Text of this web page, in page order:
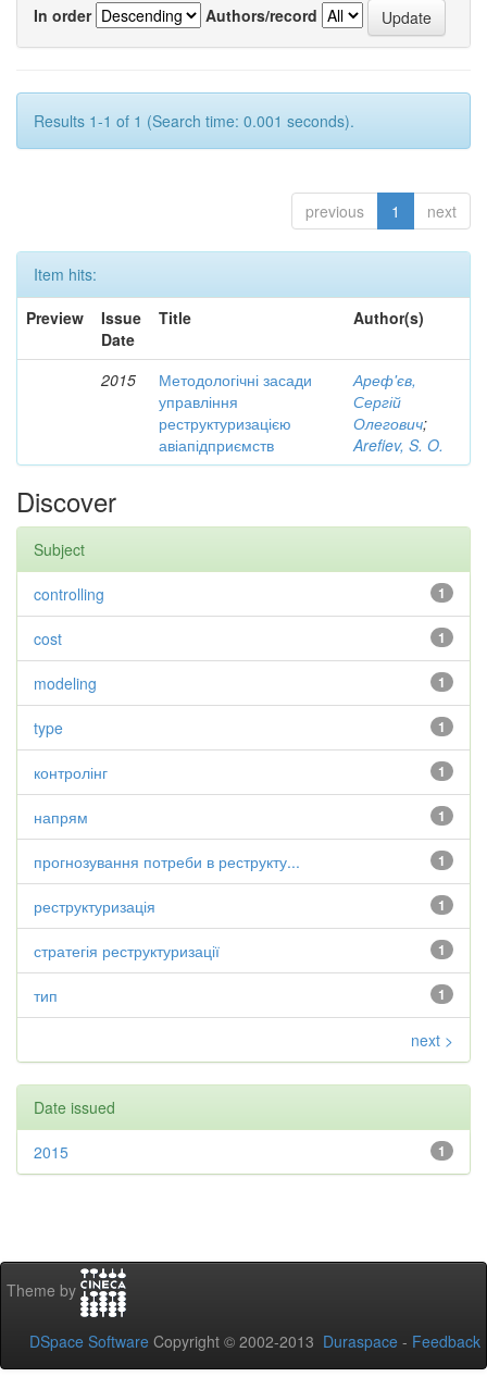
In order
Authors/record
Results 1-1 of 1 (Search time: 0.001 seconds).
previous 1 next
Item hits:
Preview
Issue
Date
Title Author(s)
2015
Методологічні засади
управління
реструктуризацією
авіапідприємств
Ареф'єв,
Сергій
Олегович;
Arefiev, S. O.
Discover
Subject
1
controlling
1
cost
1
modeling
1
type
1
контролінг
1
напрям
1
прогнозування потреби в реструкту...
1
реструктуризація
1
стратегія реструктуризації
1
тип
next >
Date issued
1
2015
Theme by
DSpace Software Copyright © 2002-2013 Duraspace - Feedback